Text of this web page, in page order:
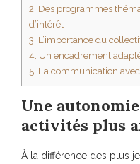
2. Des programmes
d’intérêt
3. L’importance du
4. Un encadrement
5. La communication
Une
activités plus
À la différence des plus